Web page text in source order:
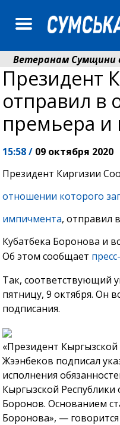
Сумщини
розширює
Президент
отправил в
премьера и
15:58 / 09 октября 2020
Президент Киргизии
отношении которого
импичмента, отправил
Кубатбека Боронова и
Об этом сообщает
Так, соответствующий
пятницу, 9 октября. Он
подписания.
«Президент
Жээнбеков подписал
исполнения
Кыргызской
Боронов. Основанием
Боронова», —